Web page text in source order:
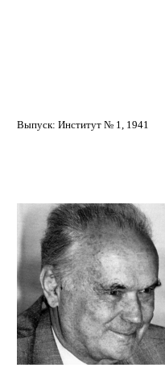
Выпуск: Институт № 1, 1941